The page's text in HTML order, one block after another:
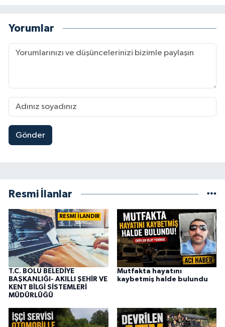
Yorumlar
Gönder
Resmi İlanlar
RESMİ İLANDIR
T.C. BOLU BELEDİYE
BAŞKANLIĞI- AKILLI ŞEHİR VE
KENT BİLGİ SİSTEMLERİ
MÜDÜRLÜĞÜ
Mutfakta hayatını
kaybetmiş halde bulundu